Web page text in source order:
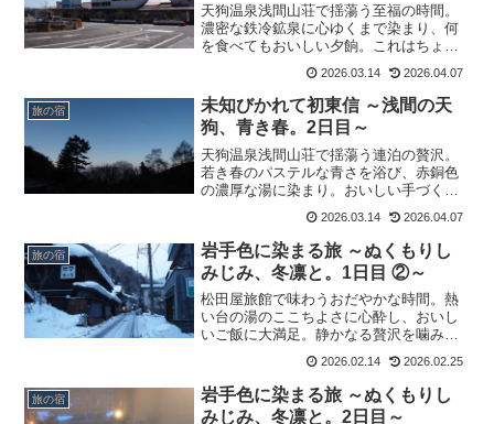
天狗温泉浅間山荘で揺蕩う至福の時間。
濃密な鉄冷鉱泉に心ゆくまで染まり、何
を食べてもおいしい夕餉。これはちょっ
な充足感に満たされ、静かな夜を過ごし
ます。
2026.03.14 2026.04.07
旅の宿
未知びかれて初東信 ～浅間の天
狗、青き春。2日目～
天狗温泉浅間山荘で揺蕩う連泊の贅沢。
若き春のパステルな青さを浴び、赤銅色
の濃厚な湯に染まり。おいしい手づくり
かな時間は静かに過ぎてゆくのでした。
2026.03.14 2026.04.07
旅の宿
岩手色に染まる旅 ～ぬくもりし
みじみ、冬凛と。1日目 ②～
松田屋旅館で味わうおだやかな時間。熱
い台の湯のここちよさに心酔し、おいし
いご飯に大満足。静かなる贅沢を噛みし
め、豊かな夜は更けてゆくのでした。
2026.02.14 2026.02.25
旅の宿
岩手色に染まる旅 ～ぬくもりし
みじみ、冬凛と。2日目～